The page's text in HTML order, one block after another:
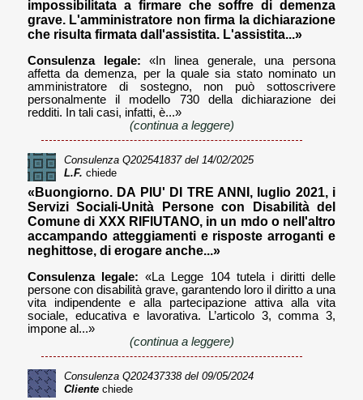
impossibilitata a firmare che soffre di demenza
grave. L'amministratore non firma la dichiarazione
che risulta firmata dall'assistita. L'assistita...»
Consulenza legale: «In linea generale, una persona
affetta da demenza, per la quale sia stato nominato un
amministratore di sostegno, non può sottoscrivere
personalmente il modello 730 della dichiarazione dei
redditi. In tali casi, infatti, è...»
(continua a leggere)
Consulenza Q202541837del 14/02/2025
L.F. chiede
«Buongiorno. DA PIU' DI TRE ANNI, luglio 2021, i
Servizi Sociali-Unità Persone con Disabilità del
Comune di XXX RIFIUTANO, in un mdo o nell'altro
accampando atteggiamenti e risposte arroganti e
neghittose, di erogare anche...»
Consulenza legale: «La Legge 104 tutela i diritti delle
persone con disabilità grave, garantendo loro il diritto a una
vita indipendente e alla partecipazione attiva alla vita
sociale, educativa e lavorativa. L’articolo 3, comma 3,
impone al...»
(continua a leggere)
Consulenza Q202437338del 09/05/2024
Cliente chiede